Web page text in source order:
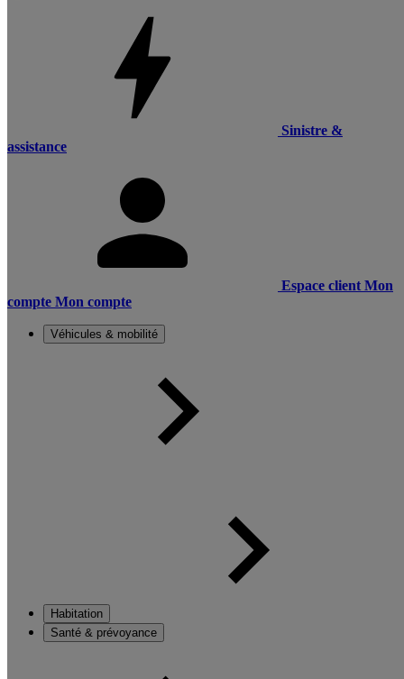
Sinistre &
assistance
Espace client Mon
compte Mon compte
Véhicules & mobilité
Habitation
Santé & prévoyance